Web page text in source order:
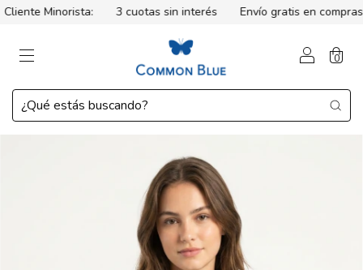
Minorista: 3 cuotas sin interés Envío gratis en compras
0